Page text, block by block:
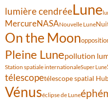
lumière cendréeLune
MercureNASANouvelle Lune
On the Moon
Pleine Lunepollution
Station spatiale internationaleSuper Lune
télescopetélescope spatial
Vénuséclipse de Lune